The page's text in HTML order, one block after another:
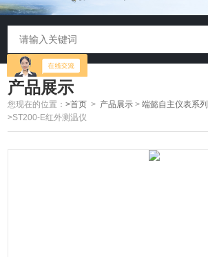
产品展示
您现在的位置：>首页 > 产品展示 >端懿自主仪表系列
>ST200-E红外测温仪